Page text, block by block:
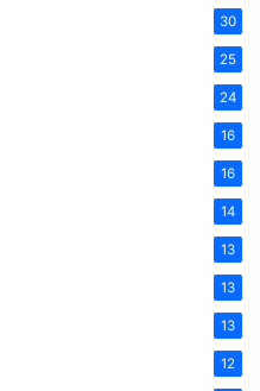
30
25
24
16
16
14
13
13
13
12